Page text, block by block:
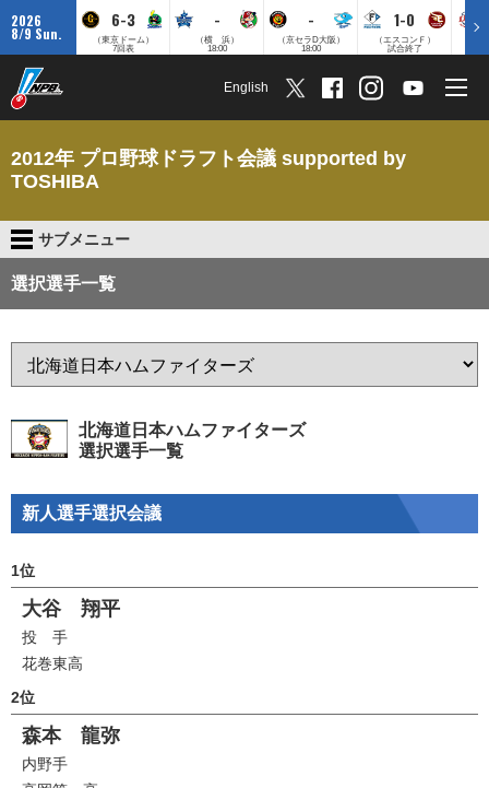
2026
8/9 Sun.
6-3
（東京ドーム）
7回表
-
（横 浜）
18:00
-
（京セラD大阪）
18:00
1-0
（エスコンＦ）
試合終了
English
2012年 プロ野球ドラフト会議 supported by
TOSHIBA
サブメニュー
選択選手一覧
北海道日本ハムファイターズ
選択選手一覧
新人選手選択会議
1位
大谷 翔平
投 手
花巻東高
2位
森本 龍弥
内野手